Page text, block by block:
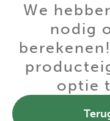
We
nodig
optie